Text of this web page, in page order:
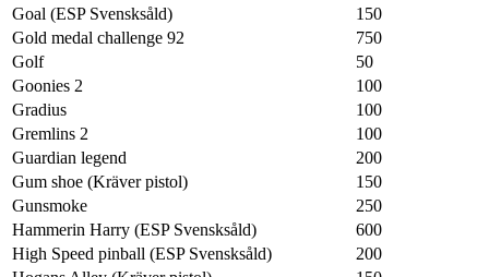
Goal (ESP Svensksåld)
150
Gold medal challenge 92
750
Golf
50
Goonies 2
100
Gradius
100
Gremlins 2
100
Guardian legend
200
Gum shoe (Kräver pistol)
150
Gunsmoke
250
Hammerin Harry (ESP Svensksåld)
600
High Speed pinball (ESP Svensksåld)
200